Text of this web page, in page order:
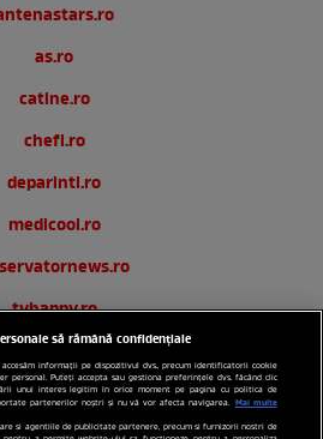
as.ro
catine.ro
chefi.ro
deparinti.ro
medicool.ro
tvhappy.ro
useit.ro
zutv.ro
să rămână confidențiale
accesăm informații pe dispozitivul dvs., precum identificatorii cookie
personal. Puteți accepta sau gestiona preferințele dvs. făcând clic
unui interes legitim în orice moment pe pagina cu politica de
partenerilor noștri și nu vă vor afecta navigarea. Mai multe
si agentiile de publicitate partenere, precum si furnizorii nostri de